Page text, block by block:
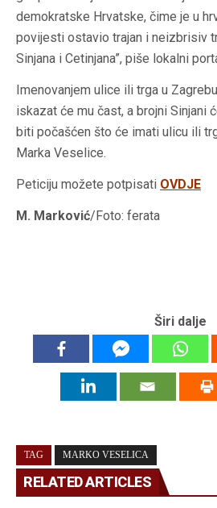
demokratske Hrvatske, čime je u
povijesti ostavio trajan i neizbrisiv
Sinjana i Cetinjana”, piše lokalni
Imenovanjem ulice ili trga u
iskazat će mu čast, a brojni Sinjani
biti počašćen što će imati ulicu ili
Marka Veselice.
Peticiju možete potpisati OVDJE
M. Marković/Foto: ferata
Širi dalje
TAG MARKO VESELICA
RELATED ARTICLES